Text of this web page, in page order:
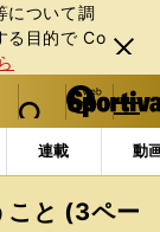
について調
る⽬的で Co
閉じ
る
web Sportiva (webスポルティーバ)
検索
マイペ
ー
ジ
メニュ
連載 動
織圭のデ杯欠場に
こと (3ペー